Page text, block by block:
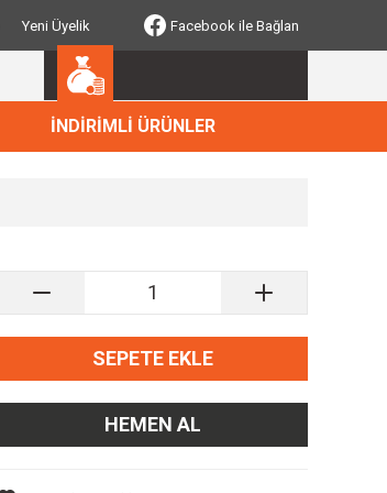
Yeni Üyelik Facebook ile Bağlan
İNDİRİMLİ ÜRÜNLER
SEPETE EKLE
HEMEN AL